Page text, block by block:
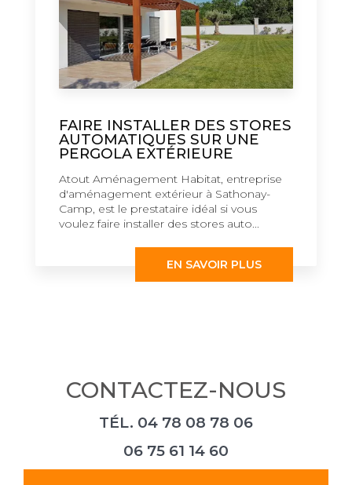
FAIRE INSTALLER DES STORES
AUTOMATIQUES SUR UNE
PERGOLA EXTÉRIEURE
Atout Aménagement Habitat, entreprise
d'aménagement extérieur à Sathonay-
Camp, est le prestataire idéal si vous
voulez faire installer des stores auto...
EN SAVOIR PLUS
CONTACTEZ-NOUS
TÉL. 04 78 08 78 06
06 75 61 14 60